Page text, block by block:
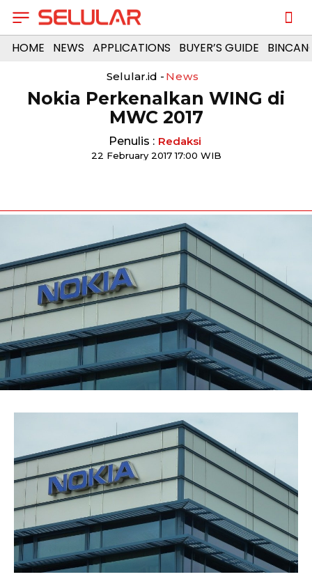
HOME NEWS APPLICATIONS BUYER’S GUIDE
Selular.id - News
Nokia Perkenalkan WING di
MWC 2017
Penulis : Redaksi
22 February 2017 17:00 WIB